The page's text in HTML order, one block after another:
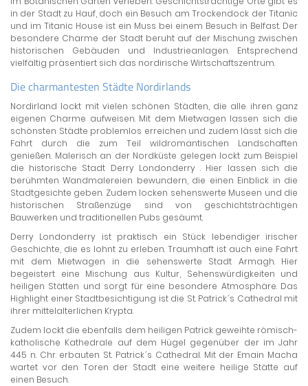
in der Stadt zu Hauf, doch ein Besuch am Trockendock der Titanic
und im Titanic House ist ein Muss bei einem Besuch in Belfast. Der
besondere Charme der Stadt beruht auf der Mischung zwischen
historischen Gebäuden und Industrieanlagen. Entsprechend
vielfältig präsentiert sich das nordirische Wirtschaftszentrum.
Die charmantesten Städte Nordirlands
Nordirland lockt mit vielen schönen Städten, die alle ihren ganz
eigenen Charme aufweisen. Mit dem Mietwagen lassen sich die
schönsten Städte problemlos erreichen und zudem lässt sich die
Fahrt durch die zum Teil wildromantischen Landschaften
genießen. Malerisch an der Nordküste gelegen lockt zum Beispiel
die historische Stadt Derry Londonderry . Hier lassen sich die
berühmten Wandmalereien bewundern, die einen Einblick in die
Stadtgesichte geben. Zudem locken sehenswerte Museen und die
historischen Straßenzüge sind von geschichtsträchtigen
Bauwerken und traditionellen Pubs gesäumt.
Derry Londonderry ist praktisch ein Stück lebendiger irischer
Geschichte, die es lohnt zu erleben. Traumhaft ist auch eine Fahrt
mit dem Mietwagen in die sehenswerte Stadt Armagh. Hier
begeistert eine Mischung aus Kultur, Sehenswürdigkeiten und
heiligen Stätten und sorgt für eine besondere Atmosphäre. Das
Highlight einer Stadtbesichtigung ist die St. Patrick´s Cathedral mit
ihrer mittelalterlichen Krypta.
Zudem lockt die ebenfalls dem heiligen Patrick geweihte römisch-
katholische Kathedrale auf dem Hügel gegenüber der im Jahr
445 n. Chr. erbauten St. Patrick´s Cathedral. Mit der Emain Macha
wartet vor den Toren der Stadt eine weitere heilige Stätte auf
einen Besuch.